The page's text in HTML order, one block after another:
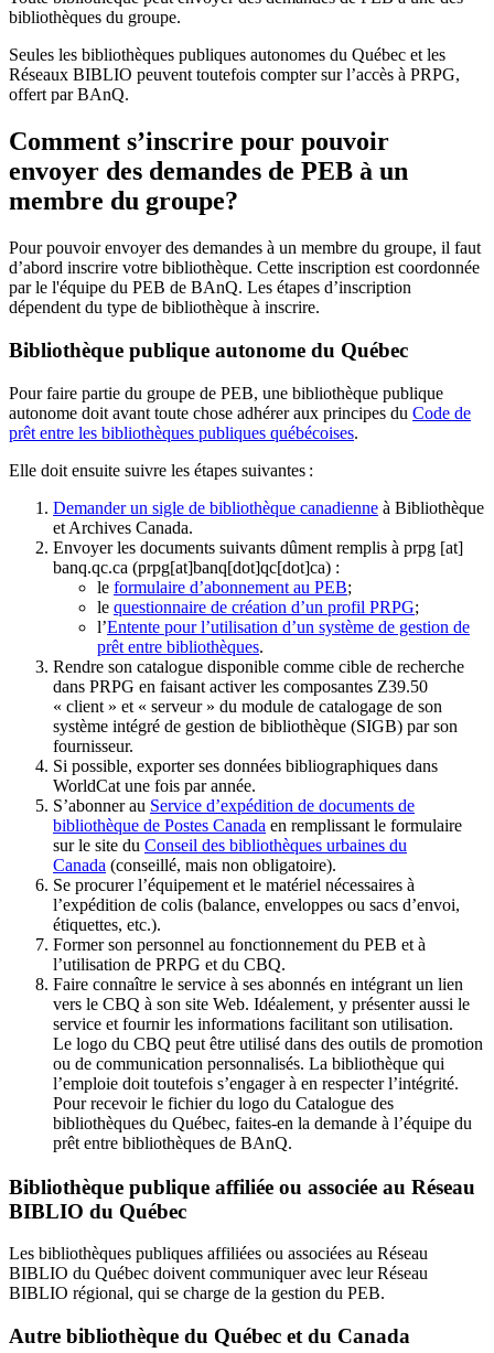
bibliothèques du groupe.
Seules les bibliothèques publiques autonomes du Québec et les
Réseaux BIBLIO peuvent toutefois compter sur l’accès à PRPG,
offert par BAnQ.
Comment s’inscrire pour pouvoir
envoyer des demandes de PEB à un
membre du groupe?
Pour pouvoir envoyer des demandes à un membre du groupe, il faut
d’abord inscrire votre bibliothèque. Cette inscription est coordonnée
par le l'équipe du PEB de BAnQ. Les étapes d’inscription
dépendent du type de bibliothèque à inscrire.
Bibliothèque publique autonome du Québec
Pour faire partie du groupe de PEB, une bibliothèque publique
autonome doit avant toute chose adhérer aux principes du Code de
prêt entre les bibliothèques publiques québécoises.
Elle doit ensuite suivre les étapes suivantes :
Demander un sigle de bibliothèque canadienne à Bibliothèque
et Archives Canada.
Envoyer les documents suivants dûment remplis à prpg [at]
banq.qc.ca (prpg[at]banq[dot]qc[dot]ca) :
le formulaire d’abonnement au PEB;
le questionnaire de création d’un profil PRPG;
l’Entente pour l’utilisation d’un système de gestion de
prêt entre bibliothèques.
Rendre son catalogue disponible comme cible de recherche
dans PRPG en faisant activer les composantes Z39.50
« client » et « serveur » du module de catalogage de son
système intégré de gestion de bibliothèque (SIGB) par son
fournisseur.
Si possible, exporter ses données bibliographiques dans
WorldCat une fois par année.
S’abonner au Service d’expédition de documents de
bibliothèque de Postes Canada en remplissant le formulaire
sur le site du Conseil des bibliothèques urbaines du
Canada (conseillé, mais non obligatoire).
Se procurer l’équipement et le matériel nécessaires à
l’expédition de colis (balance, enveloppes ou sacs d’envoi,
étiquettes, etc.).
Former son personnel au fonctionnement du PEB et à
l’utilisation de PRPG et du CBQ.
Faire connaître le service à ses abonnés en intégrant un lien
vers le CBQ à son site Web. Idéalement, y présenter aussi le
service et fournir les informations facilitant son utilisation.
Le logo du CBQ peut être utilisé dans des outils de promotion
ou de communication personnalisés. La bibliothèque qui
l’emploie doit toutefois s’engager à en respecter l’intégrité.
Pour recevoir le fichier du logo du Catalogue des
bibliothèques du Québec, faites-en la demande à l’équipe du
prêt entre bibliothèques de BAnQ.
Bibliothèque publique affiliée ou associée au Réseau
BIBLIO du Québec
Les bibliothèques publiques affiliées ou associées au Réseau
BIBLIO du Québec doivent communiquer avec leur Réseau
BIBLIO régional, qui se charge de la gestion du PEB.
Autre bibliothèque du Québec et du Canada